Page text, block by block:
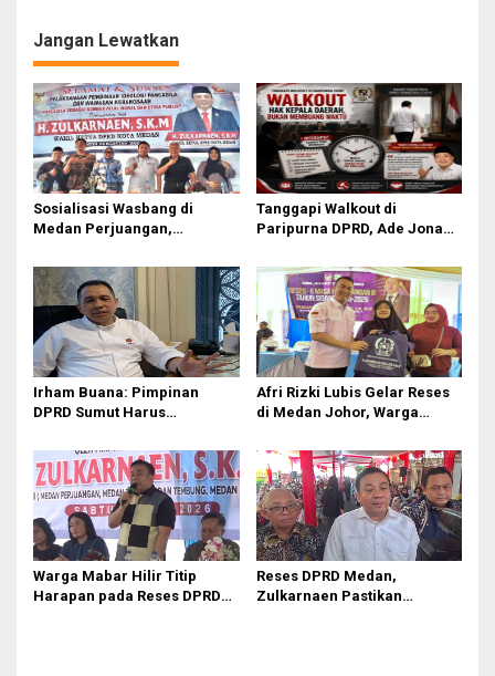
Jangan Lewatkan
Sosialisasi Wasbang di
Medan Perjuangan,
Perjuangkan Ruang Bermain
Anak
Tanggapi Walkout di
Paripurna DPRD, Ade Jona
Sebagai Kepala Daerah
Irham Buana: Pimpinan
DPRD Sumut Harus
Menyalahkan Gubernur soal
Paripurna
Afri Rizki Lubis Gelar Reses
di Medan Johor, Warga
hingga Infrastruktur
Warga Mabar Hilir Titip
Harapan pada Reses DPRD
Reses DPRD Medan,
Zulkarnaen Pastikan